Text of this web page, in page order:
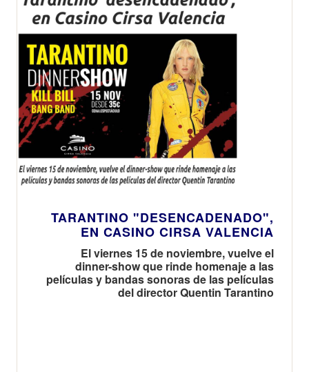
TARANTINO "DESENCADENADO",
EN CASINO CIRSA VALENCIA
El viernes 15 de noviembre, vuelve el
dinner-show que rinde homenaje a las
películas y bandas sonoras de las películas
del director Quentin Tarantino